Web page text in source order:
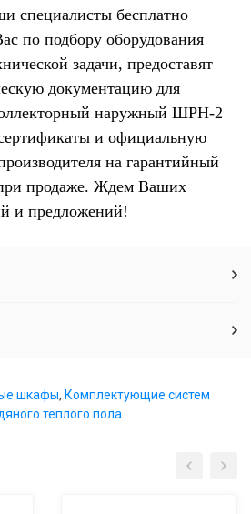
специалисты бесплатно
по подбору оборудования
задачи, предоставят
документацию для
наружный ШРН-2
и официальную
на гарантийный
продаже. Ждем Ваших
и предложений!
шкафы, Комплектующие систем
теплого пола